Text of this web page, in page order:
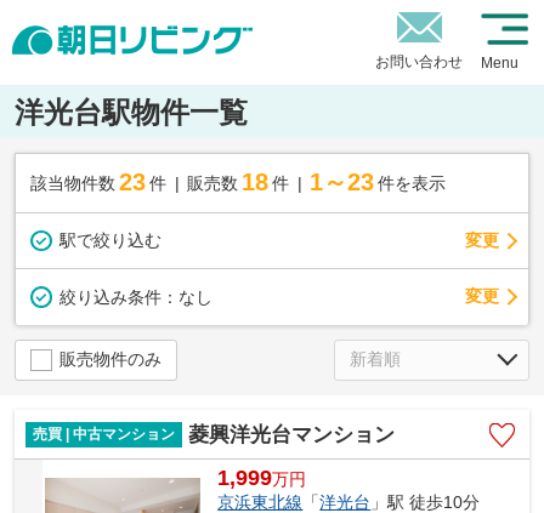
お問い合わせ Menu
洋光台駅物件一覧
該当物件数 23件 販売数 18 件 1～23 件を表示
駅で絞り込む 変更
絞り込み条件： なし 変更
販売物件のみ
売買 | 中古マンション 菱興洋光台マンション
1,999万円
京浜東北線 「洋光台 」駅 徒歩10分